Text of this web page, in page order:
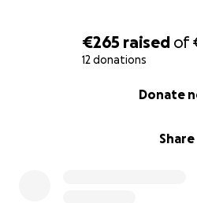
€265 raised of
12 donations
Share
Donate